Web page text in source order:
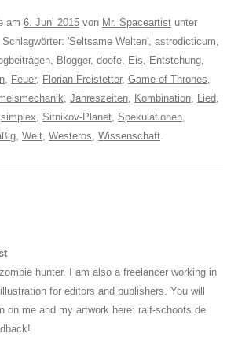
am 6. Juni 2015 von Mr. Spaceartist unter
'Seltsame Welten', astrodicticum,
, Blogger, doofe, Eis, Entstehung,
, Feuer, Florian Freistetter, Game of Thrones,
, Jahreszeiten, Kombination, Lied,
simplex, Sitnikov-Planet, Spekulationen,
, Welt, Westeros, Wissenschaft.
hunter. I am also a freelancer working in
for editors and publishers. You will
on me and my artwork here: ralf-schoofs.de